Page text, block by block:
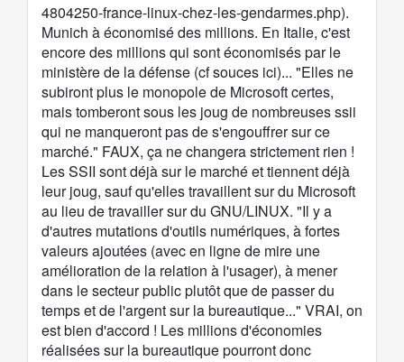
4804250-france-linux-chez-les-gendarmes.php).
Munich à économisé des millions. En Italie, c'est
encore des millions qui sont économisés par le
ministère de la défense (cf souces ici)... "Elles ne
subiront plus le monopole de Microsoft certes,
mais tomberont sous les joug de nombreuses ssii
qui ne manqueront pas de s'engouffrer sur ce
marché." FAUX, ça ne changera strictement rien !
Les SSII sont déjà sur le marché et tiennent déjà
leur joug, sauf qu'elles travaillent sur du Microsoft
au lieu de travailler sur du GNU/LINUX. "Il y a
d'autres mutations d'outils numériques, à fortes
valeurs ajoutées (avec en ligne de mire une
amélioration de la relation à l'usager), à mener
dans le secteur public plutôt que de passer du
temps et de l'argent sur la bureautique..." VRAI, on
est bien d'accord ! Les millions d'économies
réalisées sur la bureautique pourront donc